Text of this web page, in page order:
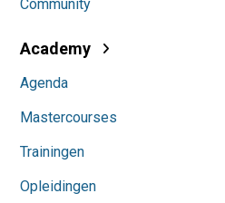
Community
Academy
Agenda
Mastercourses
Trainingen
Opleidingen